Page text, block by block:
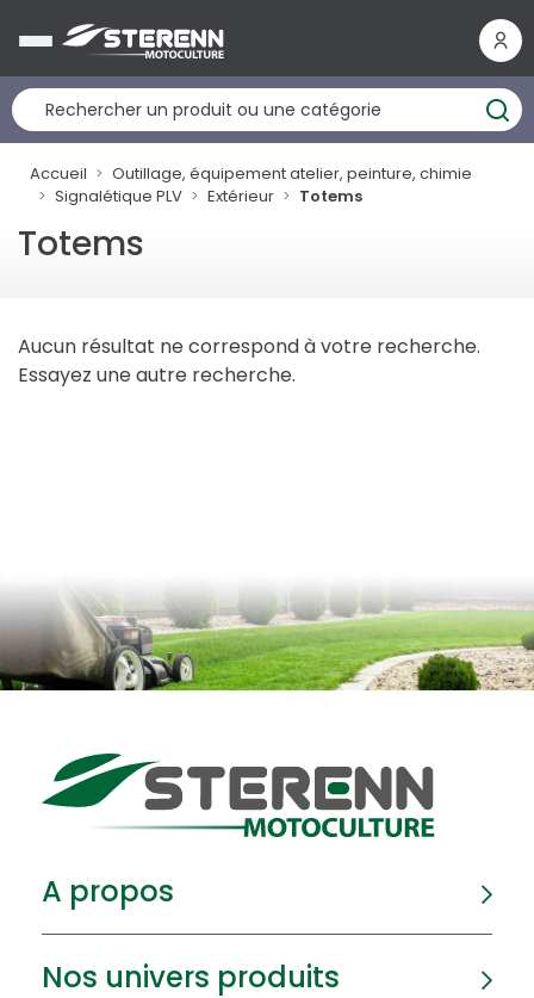
Accueil
Outillage, équipement atelier, peinture, chimie
Signalétique PLV
Extérieur Totems
Totems
Aucun résultat ne correspond à votre recherche.
Essayez une autre recherche.
A propos
Nos univers produits